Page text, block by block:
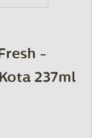
-
237ml